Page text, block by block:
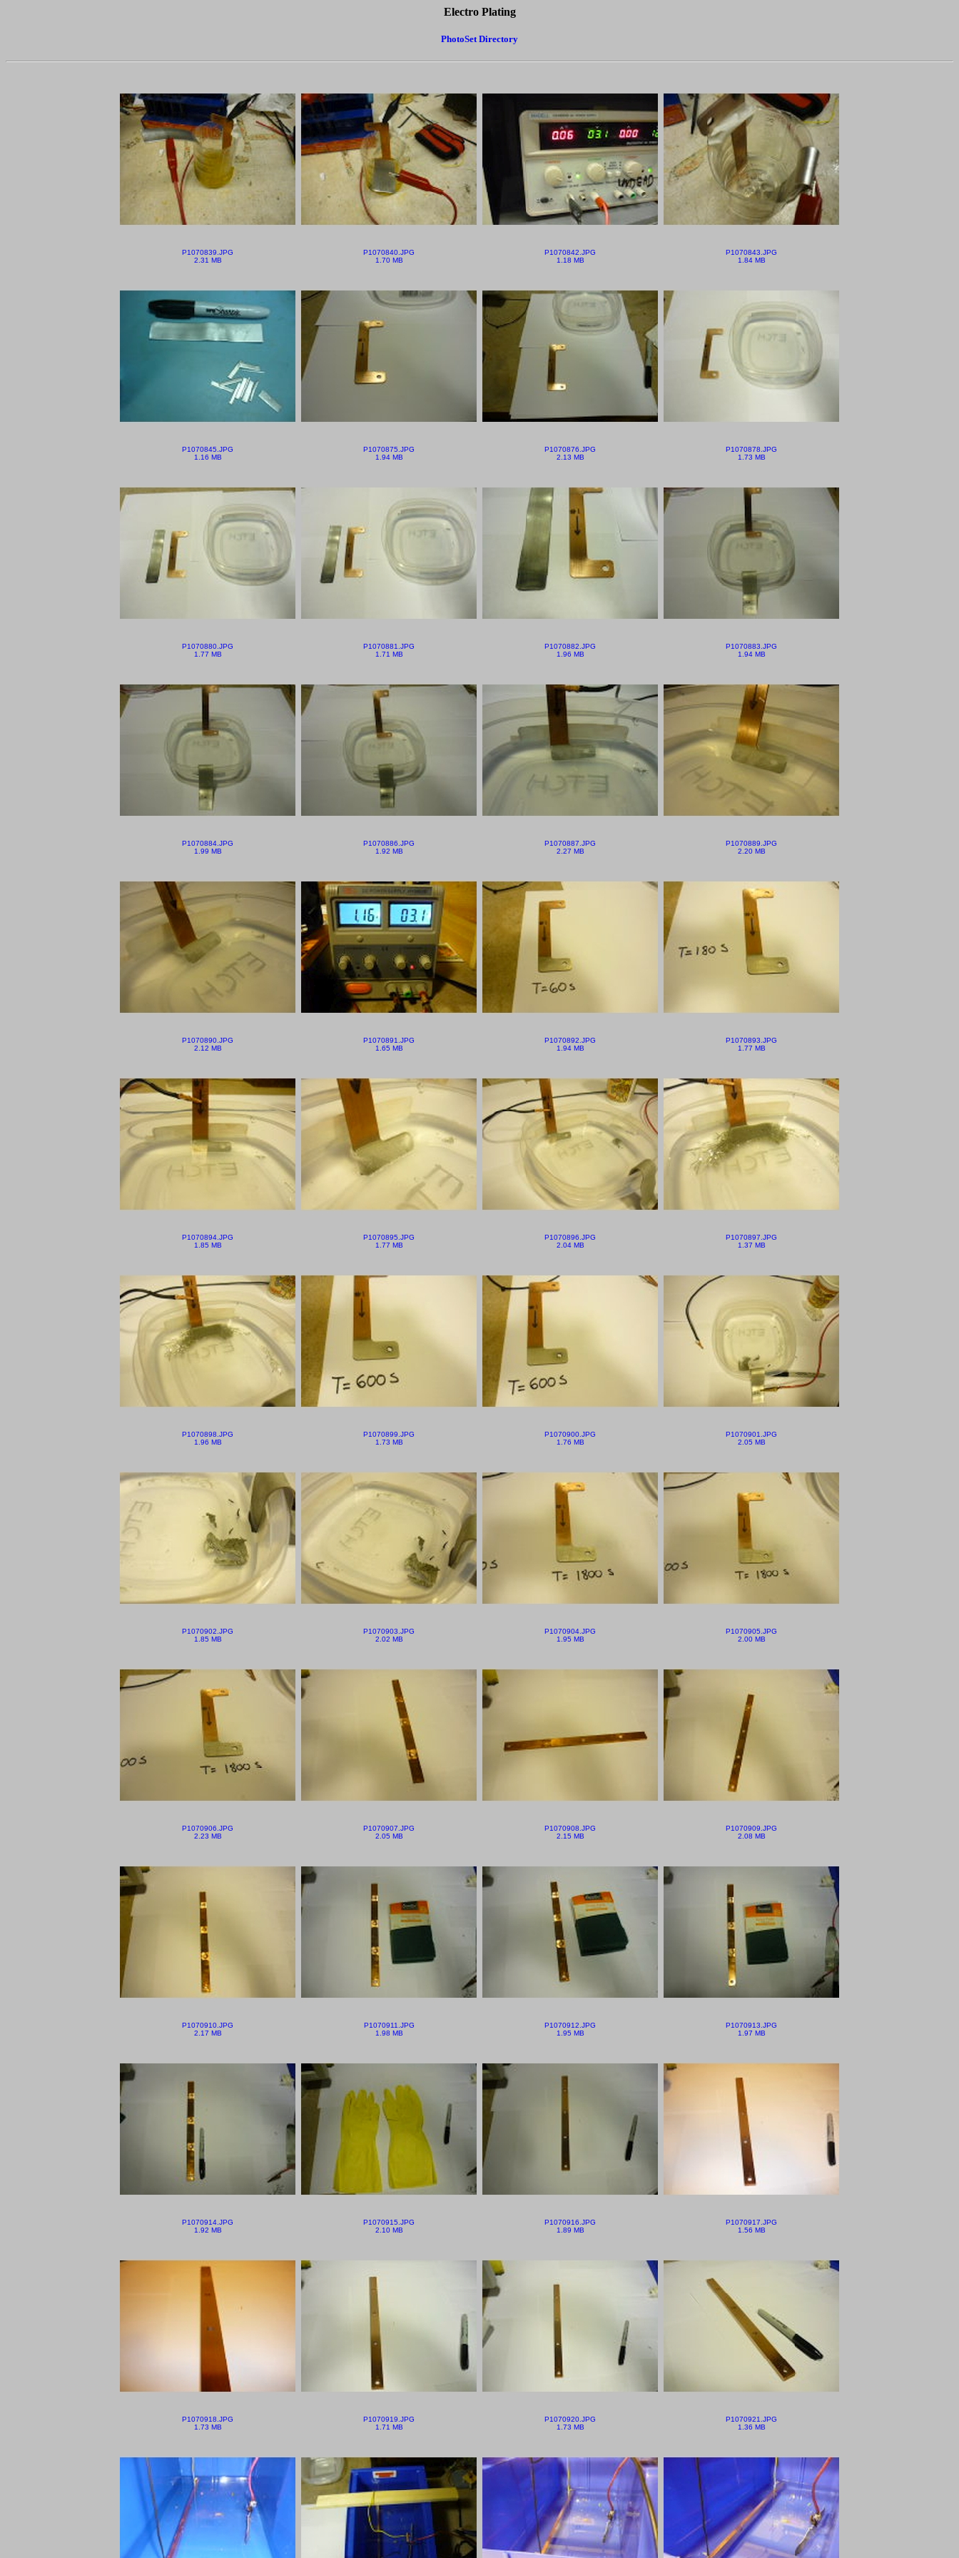
Electro Plating
PhotoSet Directory
P1070839.JPG
2.31 MB
P1070840.JPG
1.70 MB
P1070842.JPG
1.18 MB
P1070843.JPG
1.84 MB
P1070845.JPG
1.16 MB
P1070875.JPG
1.94 MB
P1070876.JPG
2.13 MB
P1070878.JPG
1.73 MB
P1070880.JPG
1.77 MB
P1070881.JPG
1.71 MB
P1070882.JPG
1.96 MB
P1070883.JPG
1.94 MB
P1070884.JPG
1.99 MB
P1070886.JPG
1.92 MB
P1070887.JPG
2.27 MB
P1070889.JPG
2.20 MB
P1070890.JPG
2.12 MB
P1070891.JPG
1.65 MB
P1070892.JPG
1.94 MB
P1070893.JPG
1.77 MB
P1070894.JPG
1.85 MB
P1070895.JPG
1.77 MB
P1070896.JPG
2.04 MB
P1070897.JPG
1.37 MB
P1070898.JPG
1.96 MB
P1070899.JPG
1.73 MB
P1070900.JPG
1.76 MB
P1070901.JPG
2.05 MB
P1070902.JPG
1.85 MB
P1070903.JPG
2.02 MB
P1070904.JPG
1.95 MB
P1070905.JPG
2.00 MB
P1070906.JPG
2.23 MB
P1070907.JPG
2.05 MB
P1070908.JPG
2.15 MB
P1070909.JPG
2.08 MB
P1070910.JPG
2.17 MB
P1070911.JPG
1.98 MB
P1070912.JPG
1.95 MB
P1070913.JPG
1.97 MB
P1070914.JPG
1.92 MB
P1070915.JPG
2.10 MB
P1070916.JPG
1.89 MB
P1070917.JPG
1.56 MB
P1070918.JPG
1.73 MB
P1070919.JPG
1.71 MB
P1070920.JPG
1.73 MB
P1070921.JPG
1.36 MB